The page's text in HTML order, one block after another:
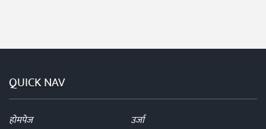
QUICK NAV
होमपेज
उर्जा